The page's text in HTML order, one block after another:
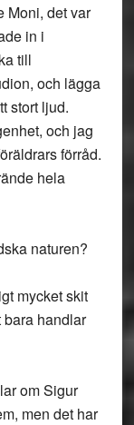
Moni, det var
in i
till
och lägga
stort ljud.
och jag
förråd.
hela
naturen?
mycket skit
bara handlar
om Sigur
men det har